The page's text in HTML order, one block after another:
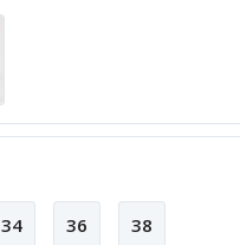
34 36 38